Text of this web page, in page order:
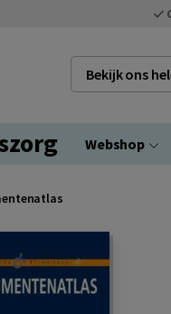
Bekijk ons
Webshop